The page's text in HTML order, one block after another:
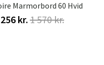
Marmorbord 60 Hvid
kr.1 570 kr.